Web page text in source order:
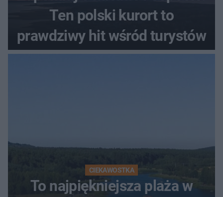
Ten polski kurort to
prawdziwy hit wśród turystów
CIEKAWOSTKA
To najpiękniejsza plaża w